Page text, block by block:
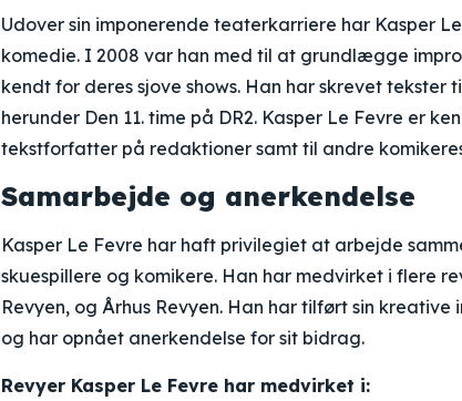
Udover sin imponerende teaterkarriere har Kasper
komedie. I 2008 var han med til at grundlægge
kendt for deres sjove shows. Han har skrevet
herunder Den 11. time på DR2. Kasper Le Fevre er
tekstforfatter på redaktioner samt til andre
Samarbejde og anerkendelse
Kasper Le Fevre har haft privilegiet at arbejde
skuespillere og komikere. Han har medvirket i flere
Revyen, og Århus Revyen. Han har tilført sin
og har opnået anerkendelse for sit bidrag.
Revyer Kasper Le Fevre har medvirket i: